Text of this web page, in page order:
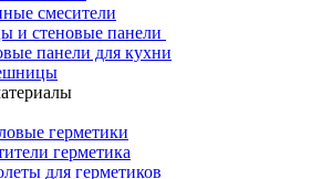
смесители
и стеновые панели
панели для кухни
герметики
герметика
для герметиков